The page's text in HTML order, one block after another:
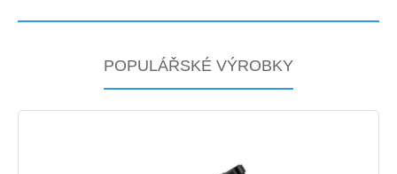
POPULÁŘSKÉ VÝROBKY